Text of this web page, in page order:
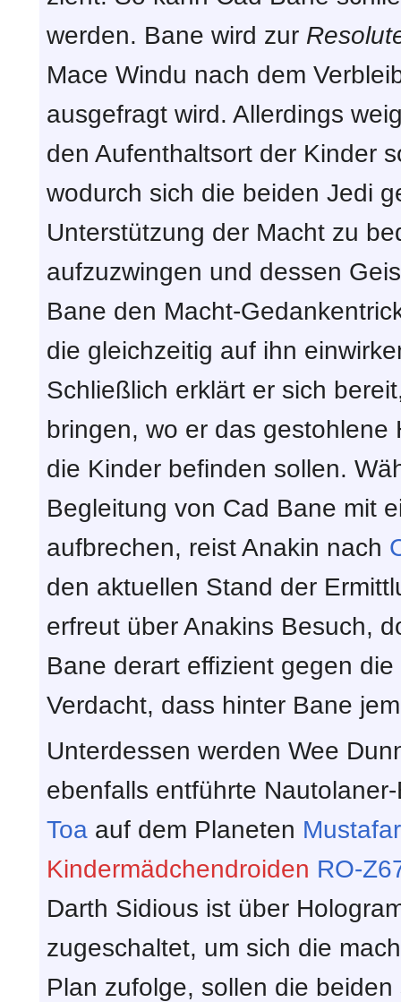
werden. Bane wird zur
Mace Windu nach dem
ausgefragt wird. Allerdings
den Aufenthaltsort der Kinder
wodurch sich die beiden Jedi
Unterstützung der Macht zu
aufzuzwingen und dessen
Bane den Macht-
die gleichzeitig auf ihn
Schließlich erklärt er sich
bringen, wo er das
die Kinder befinden sollen.
Begleitung von Cad Bane mit
aufbrechen, reist Anakin nach
den aktuellen Stand der
erfreut über Anakins Besuch,
Bane derart effizient gegen
Verdacht, dass hinter Bane
Unterdessen werden Wee
ebenfalls entführte
Toa auf dem Planeten Mustafar
Kindermädchendroiden RO-
Darth Sidious ist über
zugeschaltet, um sich die
Plan zufolge, sollen die